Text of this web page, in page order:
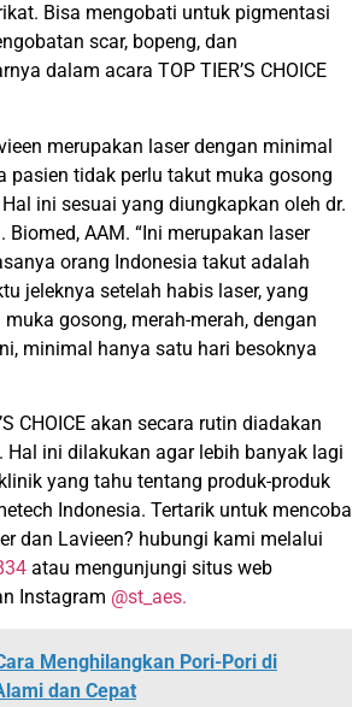
Bisa mengobati untuk pigmentasi
scar, bopeng, dan
dalam acara TOP TIER’S CHOICE
merupakan laser dengan minimal
pasien tidak perlu takut muka gosong
ini sesuai yang diungkapkan oleh dr.
Biomed, AAM. “Ini merupakan laser
orang Indonesia takut adalah
jeleknya setelah habis laser, yang
gosong, merah-merah, dengan
minimal hanya satu hari besoknya
CHOICE akan secara rutin diadakan
Hal ini dilakukan agar lebih banyak lagi
yang tahu tentang produk-produk
Indonesia. Tertarik untuk mencoba
dan Lavieen? hubungi kami melalui
atau mengunjungi situs web
Instagram @st_aes.
Menghilangkan Pori-Pori di
dan Cepat